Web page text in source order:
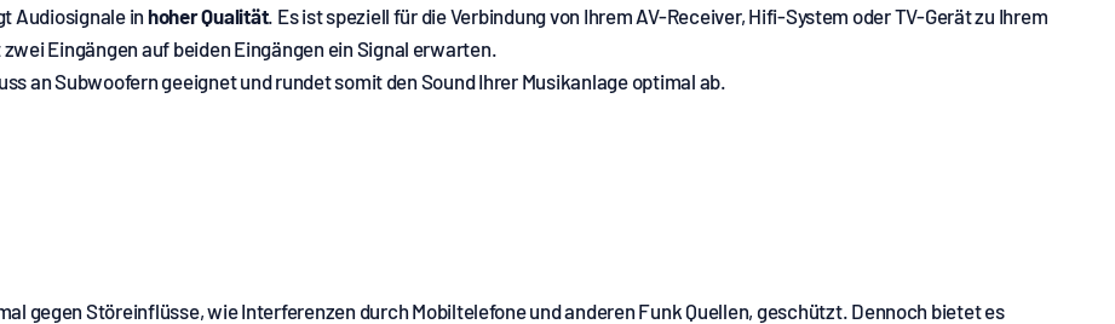
Audiosignale in hoher Qualität. Es ist speziell für die Verbindung von Ihrem AV-Receiver, Hifi-System oder TV-Gerät zu Ihrem
Eingängen auf beiden Eingängen ein Signal erwarten.
an Subwoofern geeignet und rundet somit den Sound Ihrer Musikanlage optimal ab.
gegen Störeinflüsse, wie Interferenzen durch Mobiltelefone und anderen Funk Quellen, geschützt. Dennoch bietet es